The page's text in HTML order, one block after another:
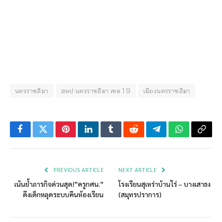
นครราชสีมา สพป.นครราชสีมา เขต 1 9 เมืองนครราชสีมา
FacebookTwitterPinterestLinkedInTumblrRedditTelegramWhatsApp
Copy
PREVIOUS ARTICLE
เน้นย้ำภารกิจด่วนสุด!”ครูกศน.”
ดึงเด็กหลุดระบบคืนห้องเรียน
NEXT ARTICLE
โรงเรียนสุเหร่าบ้านไร่ – บางเสาธง
(สมุทรปราการ)